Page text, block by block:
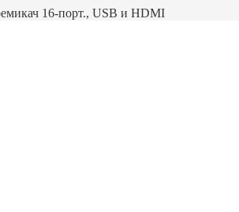
16-порт., USB и HDMI